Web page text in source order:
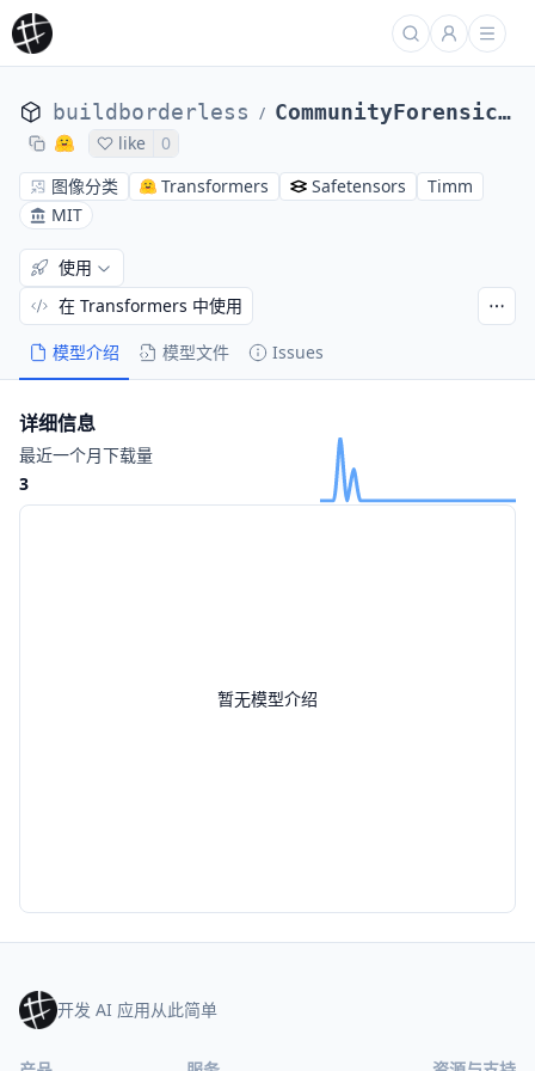
buildborderless / CommunityForensics-DeepfakeDet-ViT
like
0
图像分类
Transformers Safetensors
Timm
MIT
模型介绍 模型文件 Issues
使用
在 Transformers 中使用
暂无模型介绍
详细信息
最近一个月下载量
3
开发 AI 应用从此简单